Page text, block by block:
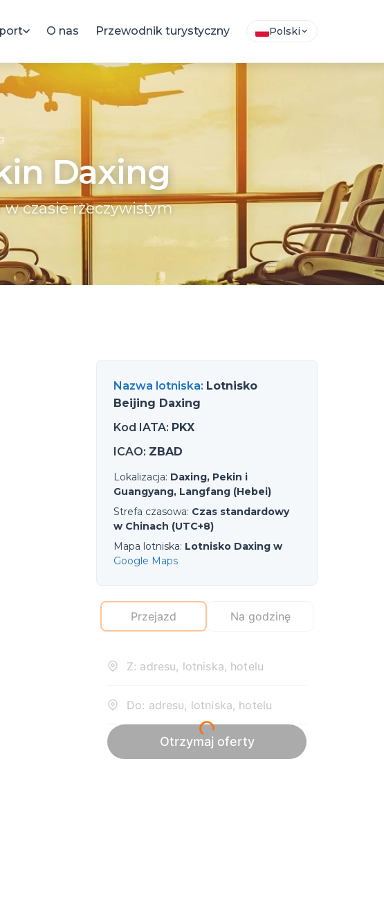
O nas Przewodnik turystyczny Polski
Daxing
czasie rzeczywistym
Nazwa lotniska: Lotnisko
Beijing Daxing
Kod IATA: PKX
ICAO: ZBAD
Lokalizacja: Daxing, Pekin i
Guangyang, Langfang (Hebei)
Strefa czasowa: Czas standardowy
w Chinach (UTC+8)
Mapa lotniska: Lotnisko Daxing w
Google Maps